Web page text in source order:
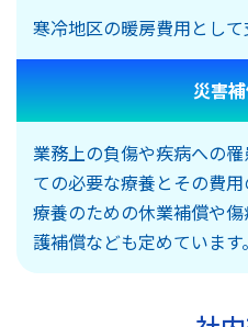
寒冷地区の暖房費用として
災害
業務上の負傷や疾病への
ての必要な療養とその費用
療養のための休業補償や
護補償なども定めています。